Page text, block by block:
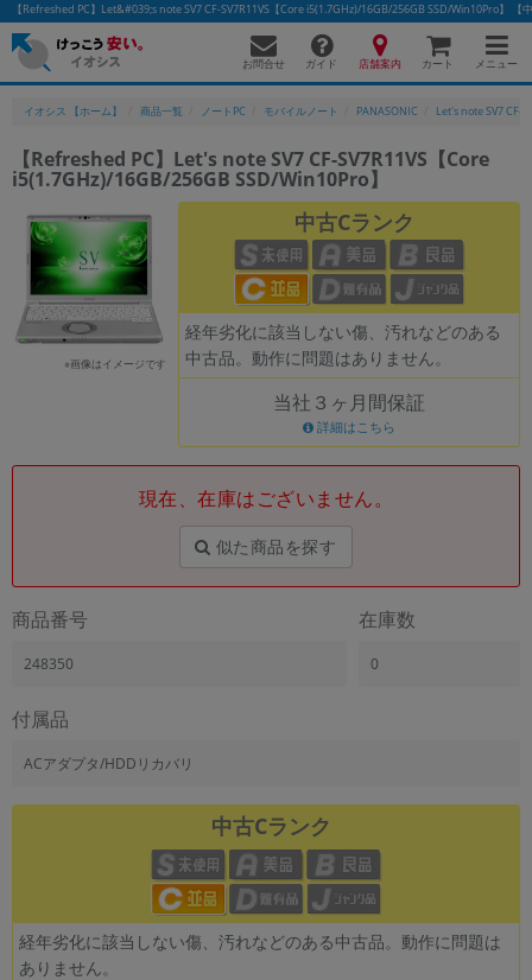
【Refreshed PC】Let&#039;s note SV7 CF-SV7R11VS【Core i5(1.7GHz)/16GB/256GB SSD/Win10Pro】
お問合せ ガイド 店舗案内 カート メニュー
イオシス 【ホーム】 商品一覧 ノートPC モバイルノート PANASONIC Let's note SV7 CF-
【Refreshed PC】Let's note SV7 CF-SV7R11VS【Core
i5(1.7GHz)/16GB/256GB SSD/Win10Pro】
※画像はイメージです
中古Cランク
経年劣化に該当しない傷、汚れなどのある
中古品。動作に問題はありません。
当社３ヶ月間保証
詳細はこちら
現在、在庫はございません。
似た商品を探す
商品番号
248350
在庫数
0
付属品
ACアダプタ/HDDリカバリ
中古Cランク
経年劣化に該当しない傷、汚れなどのある中古品。動作に問題は
ありません。